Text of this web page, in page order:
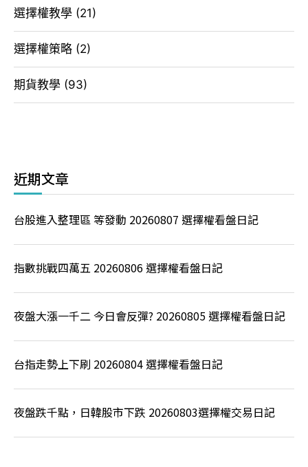
選擇權教學 (21)
選擇權策略 (2)
期貨教學 (93)
近期文章
台股進入整理區 等發動 20260807 選擇權看盤日記
指數挑戰四萬五 20260806 選擇權看盤日記
夜盤大漲一千二 今日會反彈? 20260805 選擇權看盤日記
台指走勢上下刷 20260804 選擇權看盤日記
夜盤跌千點，日韓股市下跌 20260803選擇權交易日記